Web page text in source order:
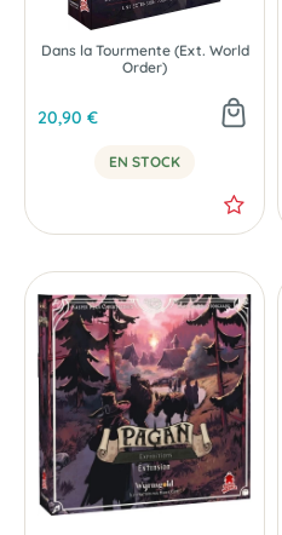
NOUVEAU
Dans la Tourmente (Ext. World
Order)
20,90 €
EN STOCK